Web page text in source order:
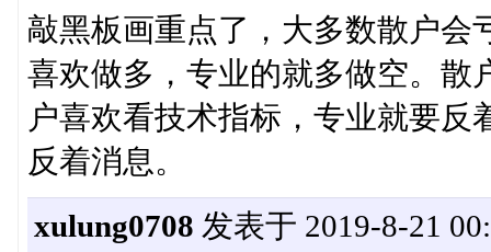
敲黑板画重点了，大多数散户会
喜欢做多，专业的就多做空。散
户喜欢看技术指标，专业就要
反着消息。
xulung0708 发表于 2019-8-21